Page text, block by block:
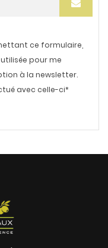
ce formulaire,
pour me
à la newsletter.
avec celle-ci*